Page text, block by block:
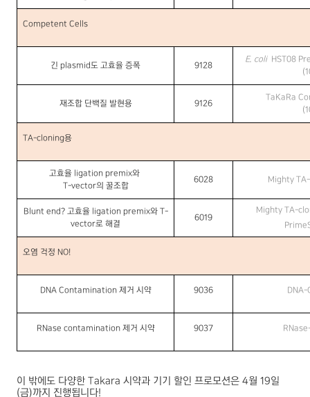
Competent Cells
긴 plasmid도 고효율 증폭 9128
E. coli HST08
(
재조합 단백질 발현용 9126
TaKaRa
(
TA-cloning용
고효율 ligation premix와
T-vector의 꿀조합
6028 Mighty
Blunt end? 고효율 ligation premix와 T-
vector로 해결
6019
Mighty TA-
오염 걱정 NO!
DNA Contamination 제거 시약 9036 DNA-
RNase contamination 제거 시약 9037
이 밖에도 다양한 Takara 시약과 기기 할인 프로모션은 4월 19일
(금)까지 진행됩니다!